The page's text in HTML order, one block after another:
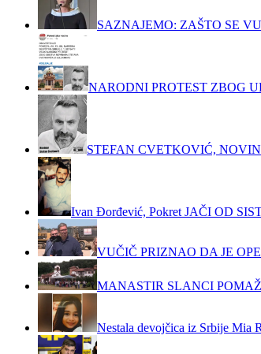
SAZNAJEMO: ZAŠTO SE
NARODNI PROTEST ZBOG
STEFAN CVETKOVIĆ,
Ivan Đorđević, Pokret JAČI OD
VUČIČ PRIZNAO DA JE
MANASTIR SLANCI
Nestala devojčica iz Srbije Mia